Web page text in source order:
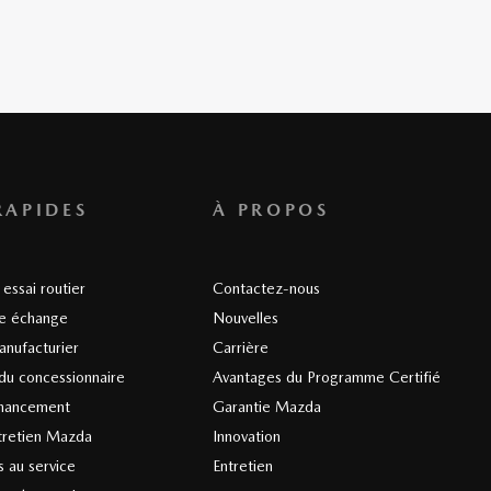
essai routier
échange
concessionnaire
Mazda
au service
À PROPOS
Contactez-nous
Nouvelles
Carrière
Avantages du Programme Certifié
Garantie Mazda
Innovation
Entretien